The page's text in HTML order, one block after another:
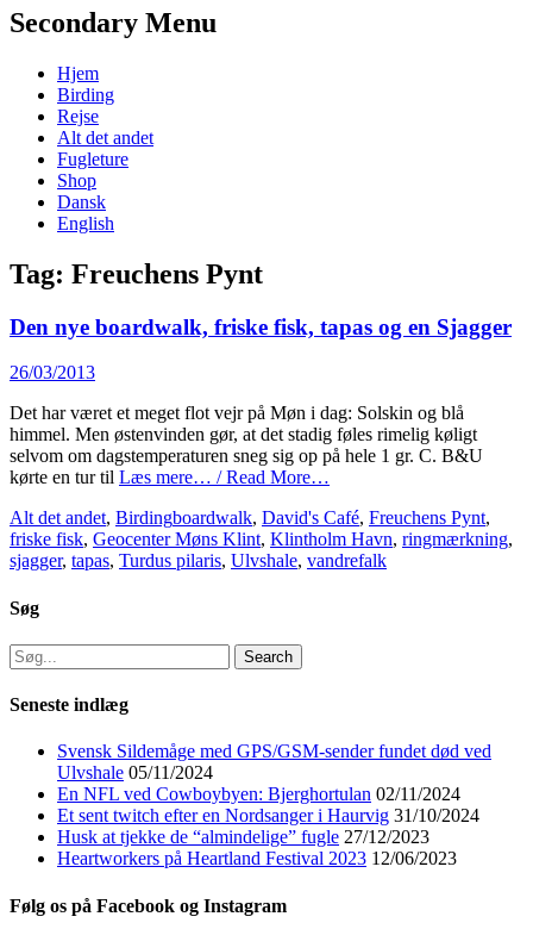
Secondary Menu
Skip
content
Hjem
Birding
Rejse
Alt det andet
Fugleture
Shop
Dansk
English
Tag: Freuchens Pynt
Den nye boardwalk, friske fisk, tapas og en Sjagger
Posted
26/03/2013
Det har været et meget flot vejr på Møn i dag: Solskin og blå
himmel. Men østenvinden gør, at det stadig føles rimelig køligt
selvom om dagstemperaturen sneg sig op på hele 1 gr. C. B&U
kørte en tur til Læs mere… / Read More…
Categories
Alt det andet, BirdingTags
boardwalk, David's Café, Freuchens Pynt,
friske fisk, Geocenter Møns Klint, Klintholm Havn, ringmærkning,
sjagger, tapas, Turdus pilaris, Ulvshale, vandrefalk
Søg
Search
for:
Seneste indlæg
Svensk Sildemåge med GPS/GSM-sender fundet død ved
Ulvshale 05/11/2024
En NFL ved Cowboybyen: Bjerghortulan 02/11/2024
Et sent twitch efter en Nordsanger i Haurvig 31/10/2024
Husk at tjekke de “almindelige” fugle 27/12/2023
Heartworkers på Heartland Festival 2023 12/06/2023
Følg os på Facebook og Instagram